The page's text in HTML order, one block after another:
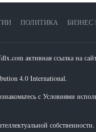
ПОЛИТИКА БИЗНЕС
активная ссылка на
4.0 International.
с Условиями